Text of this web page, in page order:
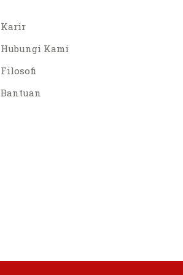
Karir
Hubungi Kami
Filosofi
Bantuan